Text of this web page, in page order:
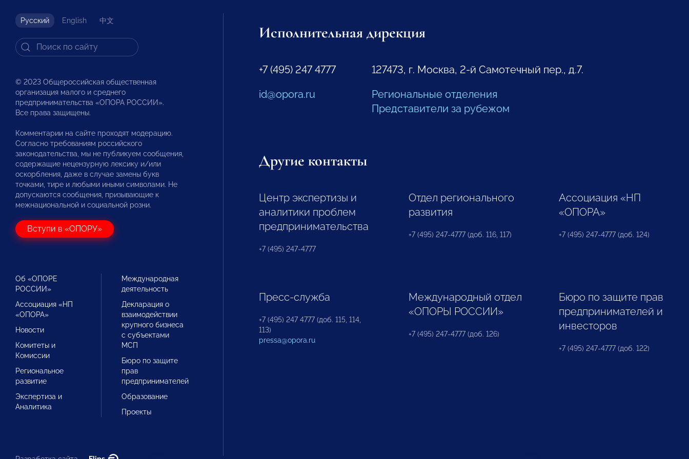
Русский English 中文
© 2023 Общероссийская общественная
организация малого и среднего
предпринимательства «ОПОРА РОССИИ».
Все права защищены.
Комментарии на сайте проходят модерацию.
Согласно требованиям российского
законодательства, мы не публикуем сообщения,
содержащие нецензурную лексику и/или
оскорбления, даже в случае замены букв
точками, тире и любыми иными символами. Не
допускаются сообщения, призывающие к
межнациональной и социальной розни.
Вступи в «ОПОРУ»
Об «ОПОРЕ
РОССИИ»
Ассоциация «НП
«ОПОРА»
Новости
Комитеты и
Комиссии
Региональное
развитие
Экспертиза и
Аналитика
Международная
деятельность
Декларация о
взаимодействии
крупного бизнеса
с субъектами
МСП
Бюро по защите
прав
предпринимателей
Образование
Проекты
Исполнительная дирекция
+7 (495) 247 4777
id@opora.ru
127473, г. Москва, 2-й Самотечный пер., д.7.
Региональные отделения
Представители за рубежом
Другие контакты
Центр экспертизы и
аналитики проблем
предпринимательства
+7 (495) 247-4777
Отдел регионального
развития
+7 (495) 247-4777 (доб. 116, 117)
Ассоциация «НП
«ОПОРА»
+7 (495) 247-4777 (доб. 124)
Пресс-служба
+7 (495) 247 4777 (доб. 115, 114,
113)
pressa@opora.ru
Международный отдел
«ОПОРЫ РОССИИ»
+7 (495) 247-4777 (доб. 126)
Бюро по защите прав
предпринимателей и
инвесторов
+7 (495) 247-4777 (доб. 122)